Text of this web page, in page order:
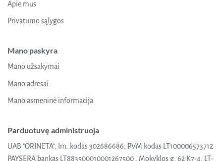
Apie mus
Privatumo sąlygos
Mano paskyra
Mano užsakymai
Mano adresai
Mano asmeninė informacija
Parduotuvę administruoja
UAB "ORINETA", Im. kodas 302686686, PVM kodas LT100006573712
PAYSERA bankas LT883500010001267500 , Mokyklos g. 62 K7-4, LT-